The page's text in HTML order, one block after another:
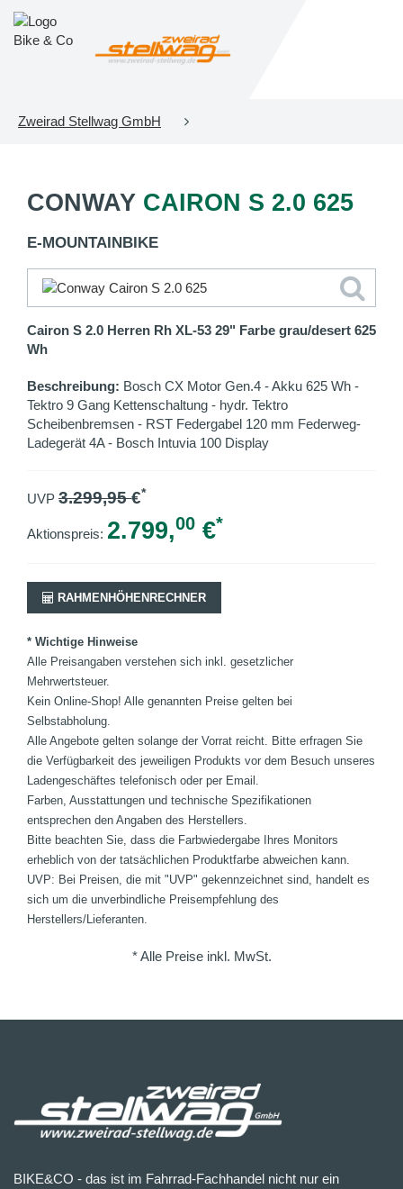
Zweirad Stellwag GmbH
CONWAY CAIRON S 2.0 625
E-MOUNTAINBIKE
Cairon S 2.0 Herren Rh XL-53 29" Farbe grau/desert 625
Wh
Beschreibung: Bosch CX Motor Gen.4 - Akku 625 Wh -
Tektro 9 Gang Kettenschaltung - hydr. Tektro
Scheibenbremsen - RST Federgabel 120 mm Federweg-
Ladegerät 4A - Bosch Intuvia 100 Display
UVP 3.299,95€*
Aktionspreis: 2.799,00 €*
RAHMENHÖHENRECHNER
* Wichtige Hinweise
Alle Preisangaben verstehen sich inkl. gesetzlicher
Mehrwertsteuer.
Kein Online-Shop! Alle genannten Preise gelten bei
Selbstabholung.
Alle Angebote gelten solange der Vorrat reicht. Bitte erfragen Sie
die Verfügbarkeit des jeweiligen Produkts vor dem Besuch unseres
Ladengeschäftes telefonisch oder per Email.
Farben, Ausstattungen und technische Spezifikationen
entsprechen den Angaben des Herstellers.
Bitte beachten Sie, dass die Farbwiedergabe Ihres Monitors
erheblich von der tatsächlichen Produktfarbe abweichen kann.
UVP: Bei Preisen, die mit "UVP" gekennzeichnet sind, handelt es
sich um die unverbindliche Preisempfehlung des
Herstellers/Lieferanten.
* Alle Preise inkl. MwSt.
BIKE&CO - das ist im Fahrrad-Fachhandel nicht nur ein